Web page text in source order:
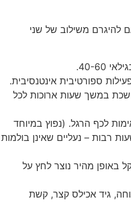
להיגרם משילוב של שני
60.
ספורטיבית אינטנסיבית.
במשך שעות ארוכות לכל
לכף הרגל. (נפוץ במיוחד
רבות – נעליים שאינן בולמות
באופן מהיר נוצר לחץ על
גיד אכילס קצר, קשת